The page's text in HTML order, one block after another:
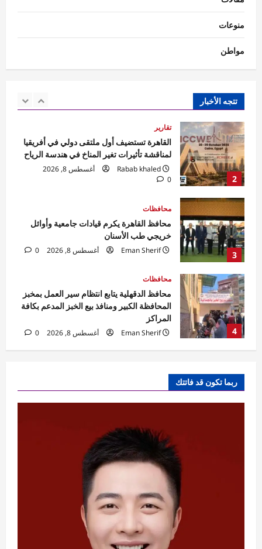
منوعات
مواطن
تتجه الأخبار
1
2
3
محافظات
محافظ القاهرة يكرم قيادات جامعية وأوائل
خريجي طب الأسنان
Eman Sherif
أغسطس 8, 2026
4
محافظ الدقهلية يتابع انتظام سير العمل بمخبز
المحافظة الكبير ومنافذ بيع الخبز المدعم بكافة
المراكز
أغسطس 8, 2026
5
مقالات
الخليج بين مطرقة الاستنزاف وسندان
التحالفات الهشة
Rabab khaled
0
تقارير
القاهرة تستضيف أول ملتقى دولي في أفريقيا
لمناقشة تأثيرات تغير المناخ في هندسة الرياح
Rabab khaled
أغسطس 8, 2026
0
محافظات
محافظ القاهرة يكرم قيادات جامعية وأوائل
خريجي طب الأسنان
ربما تكون قد فاتتك